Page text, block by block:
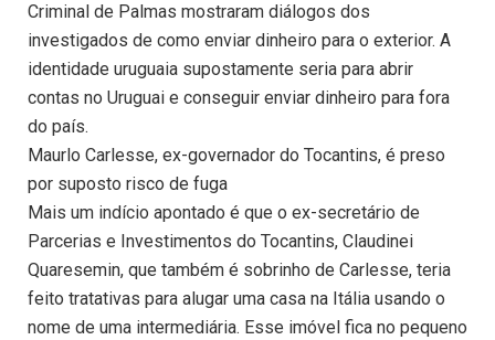
Criminal de Palmas mostraram diálogos dos
investigados de como enviar dinheiro para o exterior. A
identidade uruguaia supostamente seria para abrir
contas no Uruguai e conseguir enviar dinheiro para fora
do país.
Maurlo Carlesse, ex-governador do Tocantins, é preso
por suposto risco de fuga
Mais um indício apontado é que o ex-secretário de
Parcerias e Investimentos do Tocantins, Claudinei
Quaresemin, que também é sobrinho de Carlesse, teria
feito tratativas para alugar uma casa na Itália usando o
nome de uma intermediária. Esse imóvel fica no pequeno